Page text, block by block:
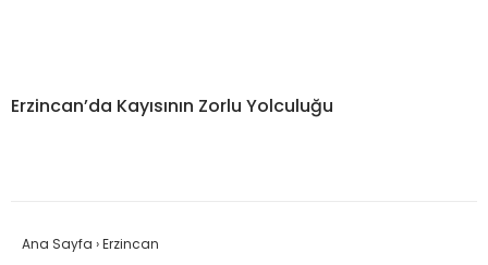
Erzincan’da Kayısının Zorlu Yolculuğu
Ana Sayfa ›Erzincan